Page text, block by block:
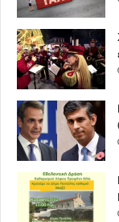
αλλάζει».
Συντελεστές
Μετάφραση Άννα
Σκηνοθεσία:
Σχεδιασμός ήχου:
Μουσική: The